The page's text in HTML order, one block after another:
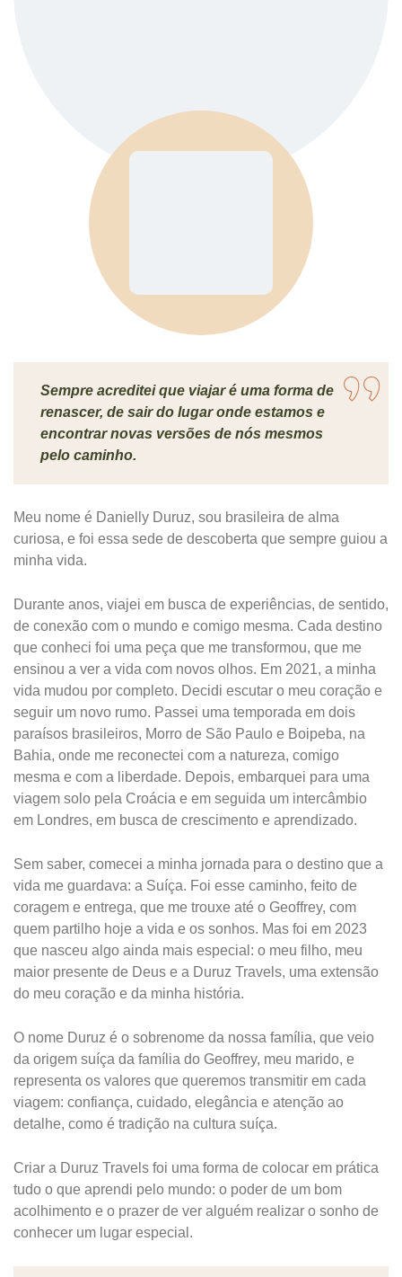
Sempre acreditei que viajar é uma forma de
renascer, de sair do lugar onde estamos e
encontrar novas versões de nós mesmos
pelo caminho.
Meu nome é Danielly Duruz, sou brasileira de alma
curiosa, e foi essa sede de descoberta que sempre guiou a
minha vida.
Durante anos, viajei em busca de experiências, de sentido,
de conexão com o mundo e comigo mesma. Cada destino
que conheci foi uma peça que me transformou, que me
ensinou a ver a vida com novos olhos. Em 2021, a minha
vida mudou por completo. Decidi escutar o meu coração e
seguir um novo rumo. Passei uma temporada em dois
paraísos brasileiros, Morro de São Paulo e Boipeba, na
Bahia, onde me reconectei com a natureza, comigo
mesma e com a liberdade. Depois, embarquei para uma
viagem solo pela Croácia e em seguida um intercâmbio
em Londres, em busca de crescimento e aprendizado.
Sem saber, comecei a minha jornada para o destino que a
vida me guardava: a Suíça. Foi esse caminho, feito de
coragem e entrega, que me trouxe até o Geoffrey, com
quem partilho hoje a vida e os sonhos. Mas foi em 2023
que nasceu algo ainda mais especial: o meu filho, meu
maior presente de Deus e a Duruz Travels, uma extensão
do meu coração e da minha história.
O nome Duruz é o sobrenome da nossa família, que veio
da origem suíça da família do Geoffrey, meu marido, e
representa os valores que queremos transmitir em cada
viagem: confiança, cuidado, elegância e atenção ao
detalhe, como é tradição na cultura suíça.
Criar a Duruz Travels foi uma forma de colocar em prática
tudo o que aprendi pelo mundo: o poder de um bom
acolhimento e o prazer de ver alguém realizar o sonho de
conhecer um lugar especial.